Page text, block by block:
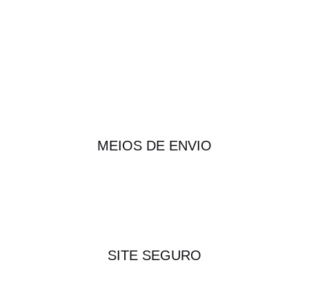
MEIOS DE ENVIO
SITE SEGURO